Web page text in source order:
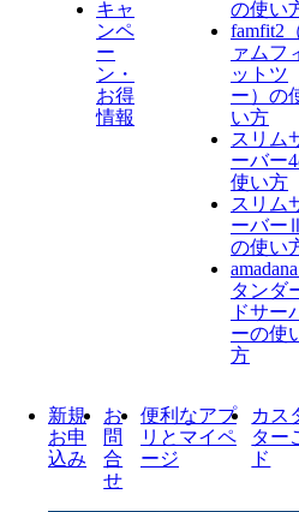
キャ
ンペ
ー
ン・
お得
情報
の使い
famfit2
ァムフ
ットツ
ー）の
い方
スリム
ーバー
使い方
スリム
ーバー
の使い
タンダ
ドサー
ーの使
方
新規
お申
込み
お
問
合
せ
便利なアプ
リとマイペ
ージ
カス
ター
ド